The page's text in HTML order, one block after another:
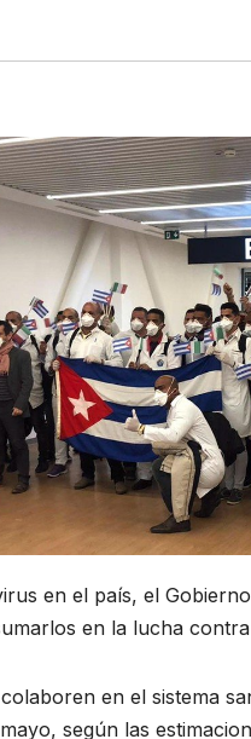
en el país, el
en la lucha
en el sistema
según las